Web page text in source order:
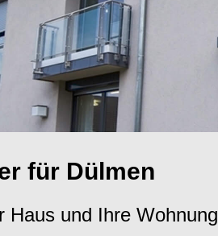
für Dülmen
Haus und Ihre Wohnung